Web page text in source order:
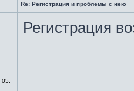
Re: Регистрация и проблемы с нею
Регистрация